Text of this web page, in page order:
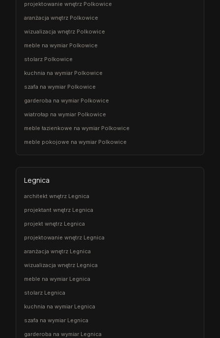
projektowanie wnętrz Polkowice
aranżacja wnętrz Polkowice
wizualizacja wnętrz Polkowice
meble na wymiar Polkowice
stolarz Polkowice
kuchnia na wymiar Polkowice
szafa na wymiar Polkowice
garderoba na wymiar Polkowice
wiatrołap na wymiar Polkowice
meble łazienkowe na wymiar Polkowice
meble pokojowe na wymiar Polkowice
Legnica
architekt wnętrz Legnica
projektant wnętrz Legnica
projekt wnętrz Legnica
projektowanie wnętrz Legnica
aranżacja wnętrz Legnica
wizualizacja wnętrz Legnica
meble na wymiar Legnica
stolarz Legnica
kuchnia na wymiar Legnica
szafa na wymiar Legnica
garderoba na wymiar Legnica